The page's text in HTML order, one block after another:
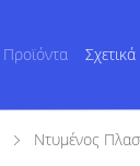
Προϊόντα
Ντυμένος